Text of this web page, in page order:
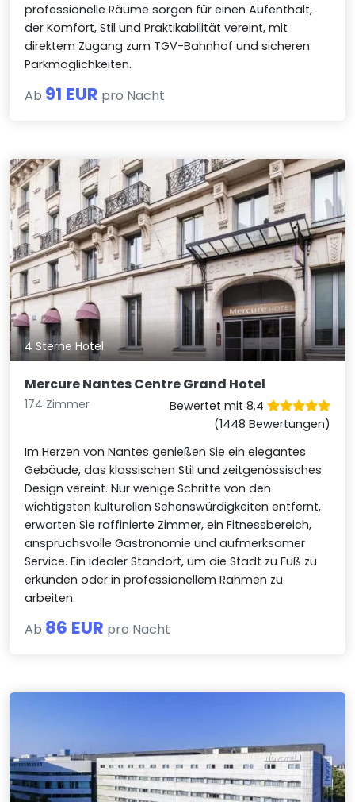
professionelle Räume sorgen für einen Aufenthalt,
der Komfort, Stil und Praktikabilität vereint, mit
direktem Zugang zum TGV-Bahnhof und sicheren
Parkmöglichkeiten.
Ab 91 EUR pro Nacht
4 Sterne Hotel
Mercure Nantes Centre Grand Hotel
174 Zimmer
Bewertet mit 8.4
(1448 Bewertungen)
Im Herzen von Nantes genießen Sie ein elegantes
Gebäude, das klassischen Stil und zeitgenössisches
Design vereint. Nur wenige Schritte von den
wichtigsten kulturellen Sehenswürdigkeiten entfernt,
erwarten Sie raffinierte Zimmer, ein Fitnessbereich,
anspruchsvolle Gastronomie und aufmerksamer
Service. Ein idealer Standort, um die Stadt zu Fuß zu
erkunden oder in professionellem Rahmen zu
arbeiten.
Ab 86 EUR pro Nacht